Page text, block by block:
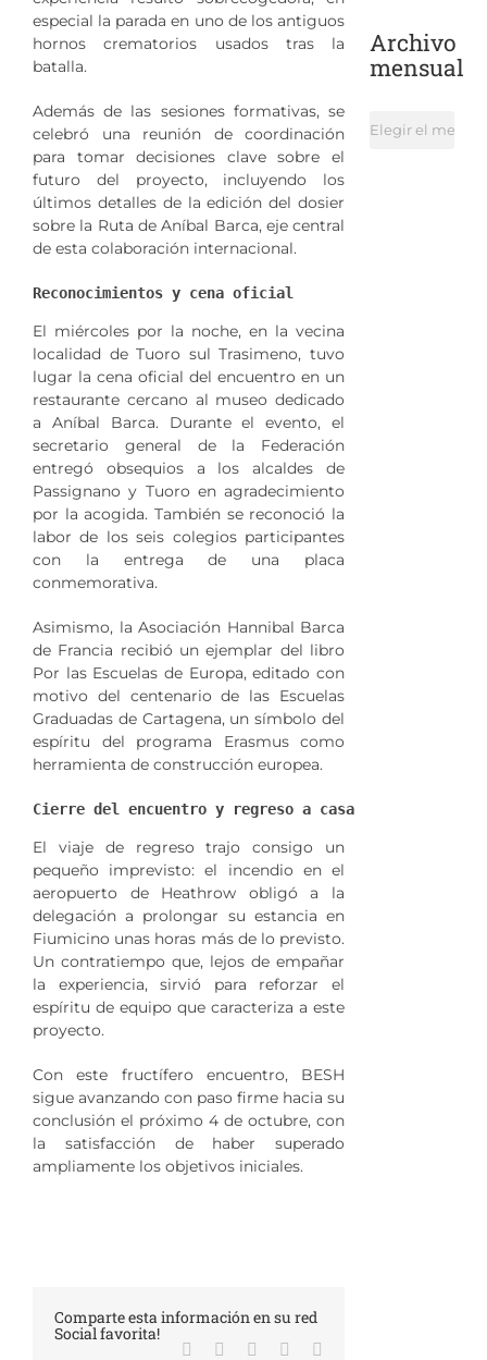
especial la parada en uno de los antiguos
hornos crematorios usados tras la
batalla.
Además de las sesiones formativas, se
celebró una reunión de coordinación
para tomar decisiones clave sobre el
futuro del proyecto, incluyendo los
últimos detalles de la edición del dosier
sobre la Ruta de Aníbal Barca, eje central
de esta colaboración internacional.
Reconocimientos y cena oficial
El miércoles por la noche, en la vecina
localidad de Tuoro sul Trasimeno, tuvo
lugar la cena oficial del encuentro en un
restaurante cercano al museo dedicado
a Aníbal Barca. Durante el evento, el
secretario general de la Federación
entregó obsequios a los alcaldes de
Passignano y Tuoro en agradecimiento
por la acogida. También se reconoció la
labor de los seis colegios participantes
con la entrega de una placa
conmemorativa.
Asimismo, la Asociación Hannibal Barca
de Francia recibió un ejemplar del libro
Por las Escuelas de Europa, editado con
motivo del centenario de las Escuelas
Graduadas de Cartagena, un símbolo del
espíritu del programa Erasmus como
herramienta de construcción europea.
Cierre del encuentro y regreso a casa
El viaje de regreso trajo consigo un
pequeño imprevisto: el incendio en el
aeropuerto de Heathrow obligó a la
delegación a prolongar su estancia en
Fiumicino unas horas más de lo previsto.
Un contratiempo que, lejos de empañar
la experiencia, sirvió para reforzar el
espíritu de equipo que caracteriza a este
proyecto.
Con este fructífero encuentro, BESH
sigue avanzando con paso firme hacia su
conclusión el próximo 4 de octubre, con
la satisfacción de haber superado
ampliamente los objetivos iniciales.
Comparte esta información en su red
Social favorita!
Facebook LinkedInWhatsApp
Archivo
mensual
Archivo
mensual